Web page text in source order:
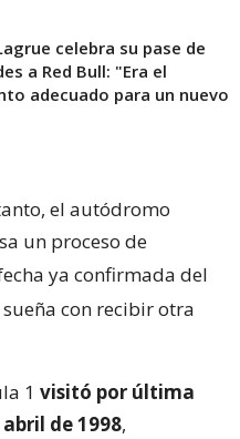
celebra su pase de
a Red Bull: "Era el
adecuado para un nuevo
el autódromo
un proceso de
ya confirmada del
sueña con recibir otra
1 visitó por última
de 1998,